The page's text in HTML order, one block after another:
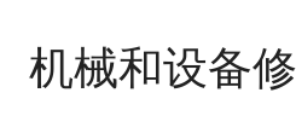
机械和设备